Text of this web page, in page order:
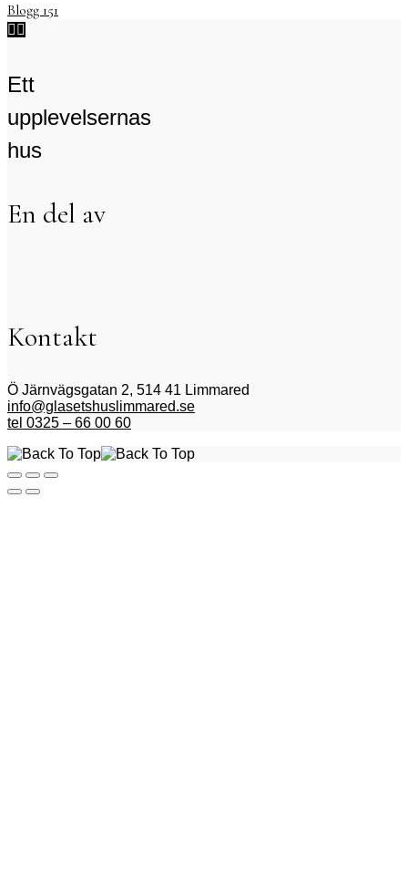
Blogg 151
 
Ett
upplevelsernas
hus
En del av
Kontakt
Ö Järnvägsgatan 2, 514 41 Limmared
info@glasetshuslimmared.se
tel 0325 – 66 00 60